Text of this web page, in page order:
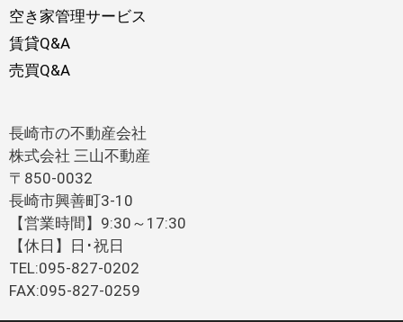
空き家管理サービス
賃貸Q&A
売買Q&A
長崎市の不動産会社
株式会社 三山不動産
〒850-0032
長崎市興善町3-10
【営業時間】9:30～17:30
【休日】日･祝日
TEL:095-827-0202
FAX:095-827-0259